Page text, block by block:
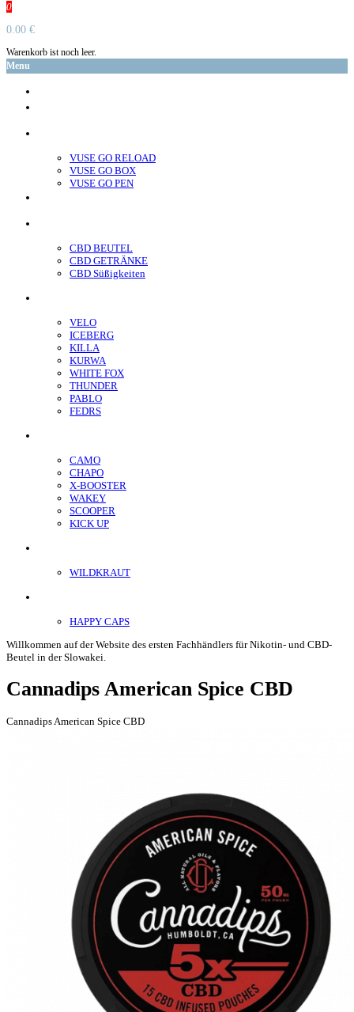
0
0.00 €
Warenkorb ist noch leer.
Menu
VUSE GO RELOAD
VUSE GO BOX
VUSE GO PEN
CBD BEUTEL
CBD GETRÄNKE
CBD Süßigkeiten
VELO
ICEBERG
KILLA
KURWA
WHITE FOX
THUNDER
PABLO
FEDRS
CAMO
CHAPO
X-BOOSTER
WAKEY
SCOOPER
KICK UP
WILDKRAUT
HAPPY CAPS
Willkommen auf der Website des ersten Fachhändlers für Nikotin- und CBD-
Beutel in der Slowakei.
Cannadips American Spice CBD
Cannadips American Spice CBD